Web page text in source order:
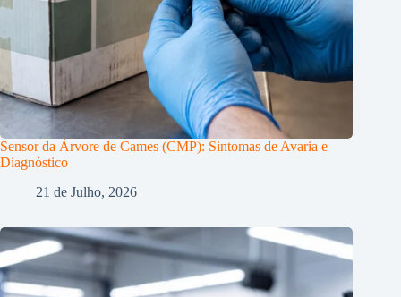
Sensor da Árvore de Cames (CMP): Sintomas de Avaria e
Diagnóstico
21 de Julho, 2026